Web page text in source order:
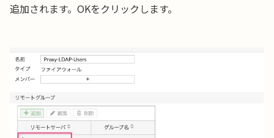
追加されます。OKをクリックします。